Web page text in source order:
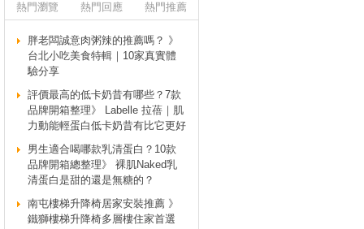
熱門瀏覽
熱門回應 熱門推薦
胖老闆誠意肉粥辣的推薦嗎？ 》
台北小吃美食特輯｜10家真實體
驗分享
評價最高的低卡奶昔有哪些？7款
品牌開箱整理》 Labelle 拉蓓｜肌
力動能輕蛋白低卡奶昔有比它更好
男生適合喝哪款乳清蛋白？10款
品牌開箱總整理》 裸肌Naked乳
清蛋白是甜的還是無糖的？
南屯樓梯升降椅居家安裝推薦 》
鐵獅樓梯升降椅多層樓住家首選